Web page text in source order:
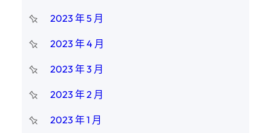
2023 年 5 月
2023 年 4 月
2023 年 3 月
2023 年 2 月
2023 年 1 月